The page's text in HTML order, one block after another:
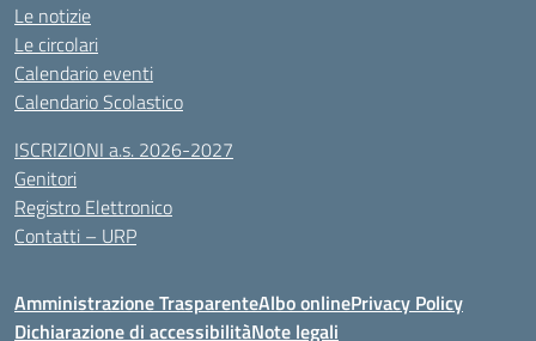
Le notizie
Le circolari
Calendario eventi
Calendario Scolastico
ISCRIZIONI a.s. 2026-2027
Genitori
Registro Elettronico
Contatti – URP
Amministrazione TrasparenteAlbo onlinePrivacy Policy
Dichiarazione di accessibilitàNote legali